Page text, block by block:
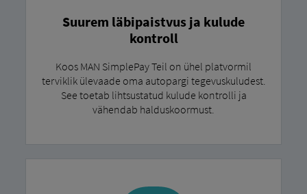
Suurem läbipaistvus ja kulude
kontroll
Koos MAN SimplePay Teil on ühel platvormil
terviklik ülevaade oma autopargi tegevuskuludest.
See toetab lihtsustatud kulude kontrolli ja
vähendab halduskoormust.